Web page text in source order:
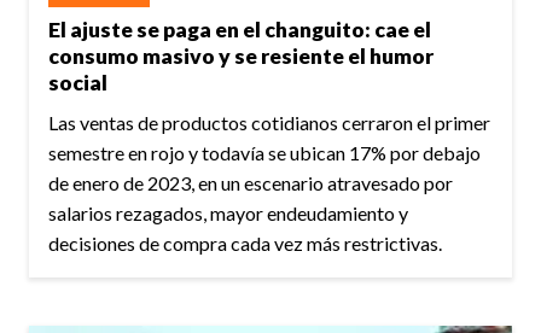
El ajuste se paga en el changuito: cae el
consumo masivo y se resiente el humor
social
Las ventas de productos cotidianos cerraron el primer
semestre en rojo y todavía se ubican 17% por debajo
de enero de 2023, en un escenario atravesado por
salarios rezagados, mayor endeudamiento y
decisiones de compra cada vez más restrictivas.